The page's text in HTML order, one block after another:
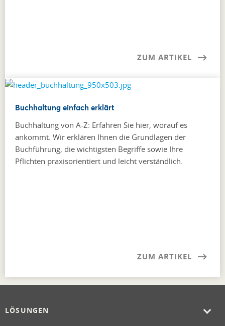
ZUM ARTIKEL
Buchhaltung einfach erklärt
Buchhaltung von A-Z: Erfahren Sie hier, worauf es
ankommt. Wir erklären Ihnen die Grundlagen der
Buchführung, die wichtigsten Begriffe sowie Ihre
Pflichten praxisorientiert und leicht verständlich.
ZUM ARTIKEL
LÖSUNGEN